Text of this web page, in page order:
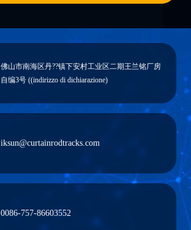
佛山市南海区丹??镇下安村工业区二期王兰铭厂房
自编3号 ((indirizzo di dichiarazione)
iksun@curtainrodtracks.com
0086-757-86603552